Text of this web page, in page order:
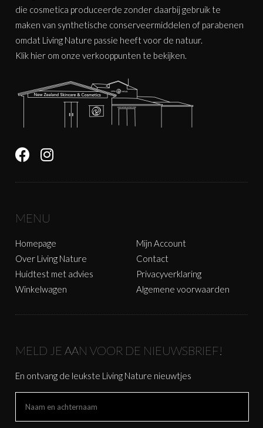
die cosmetica produceerde zonder daarbij gebruik te
maken van synthetische conserveermiddelen of parabenen
omdat Living Nature passie heeft voor de natuur.
Klik hier om onze verkooppunten te bekijken.
MENU
Homepage
Over Living Nature
Huidtest met advies
Winkelwagen
Mijn Account
Contact
Privacyverklaring
Algemene voorwaarden
MELD JE AAN VOOR DE NIEUWSBRIEF!
En ontvang de leukste Living Nature nieuwtjes